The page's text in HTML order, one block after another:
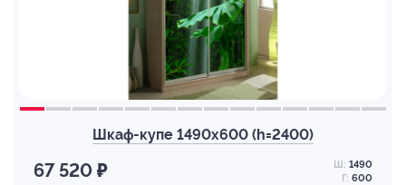
Шкаф-купе 1490х600 (h=2400)
67 520 ₽ Ш: 1490
Г: 600